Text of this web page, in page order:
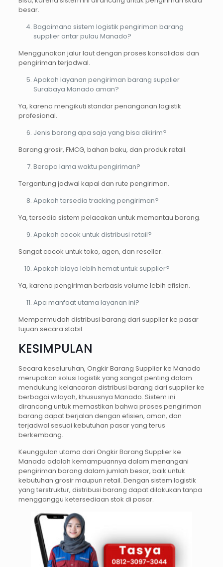
besar.
Bagaimana sistem logistik pengiriman barang
supplier antar pulau Manado?
Menggunakan jalur laut dengan proses konsolidasi dan
pengiriman terjadwal.
Apakah layanan pengiriman barang supplier
Surabaya Manado aman?
Ya, karena mengikuti standar penanganan logistik
profesional.
Jenis barang apa saja yang bisa dikirim?
Barang grosir, FMCG, bahan baku, dan produk retail.
Berapa lama waktu pengiriman?
Tergantung jadwal kapal dan rute pengiriman.
Apakah tersedia tracking pengiriman?
Ya, tersedia sistem pelacakan untuk memantau barang.
Apakah cocok untuk distribusi retail?
Sangat cocok untuk toko, agen, dan reseller.
Apakah biaya lebih hemat untuk supplier?
Ya, karena pengiriman berbasis volume lebih efisien.
Apa manfaat utama layanan ini?
Mempermudah distribusi barang dari supplier ke pasar
tujuan secara stabil.
KESIMPULAN
Secara keseluruhan, Ongkir Barang Supplier ke Manado
merupakan solusi logistik yang sangat penting dalam
mendukung kelancaran distribusi barang dari supplier ke
berbagai wilayah, khususnya Manado. Sistem ini
dirancang untuk memastikan bahwa proses pengiriman
barang dapat berjalan dengan efisien, aman, dan
terjadwal sesuai kebutuhan pasar yang terus
berkembang.
Keunggulan utama dari Ongkir Barang Supplier ke
Manado adalah kemampuannya dalam menangani
pengiriman barang dalam jumlah besar, baik untuk
kebutuhan grosir maupun retail. Dengan sistem logistik
yang terstruktur, distribusi barang dapat dilakukan tanpa
mengganggu ketersediaan stok di pasar.